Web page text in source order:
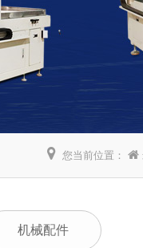
您当前位置：
机械配件